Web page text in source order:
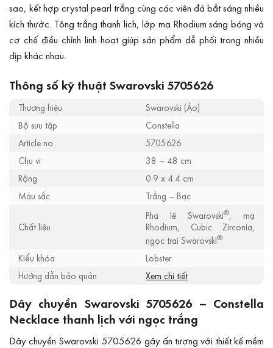
sao, kết hợp crystal pearl trắng cùng các viên đá bắt sáng nhiều
kích thước. Tông trắng thanh lịch, lớp mạ Rhodium sáng bóng và
cơ chế điều chỉnh linh hoạt giúp sản phẩm dễ phối trong nhiều
dịp khác nhau.
Thông số kỹ thuật Swarovski 5705626
Thương hiệu
Swarovski (Áo)
Bộ sưu tập
Constella
Article no.
5705626
Chu vi
38 – 48 cm
Rộng
0.9 x 4.4 cm
Màu sắc
Trắng – Bạc
Chất liệu
Pha lê Swarovski®, mạ
Rhodium, Cubic Zirconia,
ngọc trai Swarovski®
Kiểu khóa
Lobster
Hướng dẫn bảo quản
Xem chi tiết
Dây chuyền Swarovski 5705626 – Constella
Necklace thanh lịch với ngọc trắng
Dây chuyền Swarovski 5705626 gây ấn tượng với thiết kế mềm